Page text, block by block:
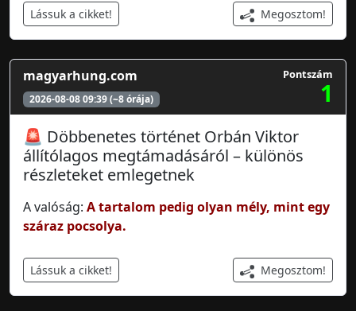
Lássuk a cikket! Megosztom!
magyarhung.com
2026-08-08 09:39 (~8 órája)
Pontszám
1
🚨 Döbbenetes történet Orbán Viktor
állítólagos megtámadásáról – különös
részleteket emlegetnek
A valóság: A tartalom pedig olyan mély, mint egy
száraz pocsolya.
Lássuk a cikket! Megosztom!